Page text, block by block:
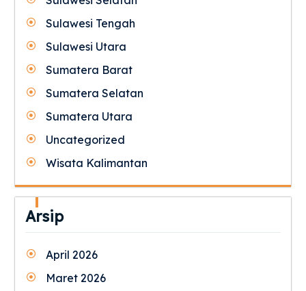
Sulawesi Tengah
Sulawesi Utara
Sumatera Barat
Sumatera Selatan
Sumatera Utara
Uncategorized
Wisata Kalimantan
Arsip
April 2026
Maret 2026